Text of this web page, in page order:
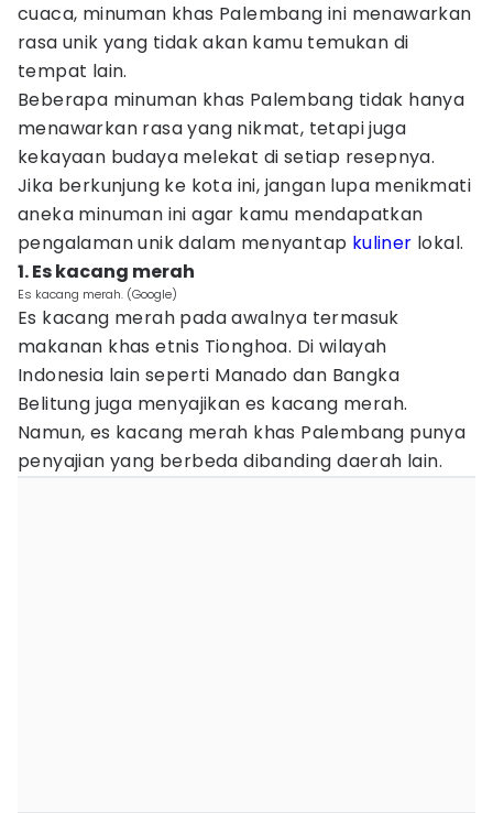
cuaca, minuman khas Palembang ini menawarkan
rasa unik yang tidak akan kamu temukan di
tempat lain.
Beberapa minuman khas Palembang tidak hanya
menawarkan rasa yang nikmat, tetapi juga
kekayaan budaya melekat di setiap resepnya.
Jika berkunjung ke kota ini, jangan lupa menikmati
aneka minuman ini agar kamu mendapatkan
pengalaman unik dalam menyantap kuliner lokal.
1. Es kacang merah
Es kacang merah. (Google)
Es kacang merah pada awalnya termasuk
makanan khas etnis Tionghoa. Di wilayah
Indonesia lain seperti Manado dan Bangka
Belitung juga menyajikan es kacang merah.
Namun, es kacang merah khas Palembang punya
penyajian yang berbeda dibanding daerah lain.